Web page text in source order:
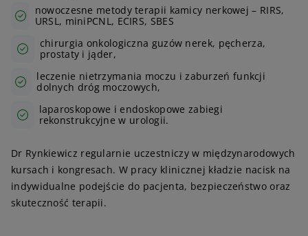
nowoczesne metody terapii kamicy nerkowej – RIRS,
URSL, miniPCNL, ECIRS, SBES
chirurgia onkologiczna guzów nerek, pęcherza,
prostaty i jąder,
leczenie nietrzymania moczu i zaburzeń funkcji
dolnych dróg moczowych,
laparoskopowe i endoskopowe zabiegi
rekonstrukcyjne w urologii.
Dr Rynkiewicz regularnie uczestniczy w międzynarodowych
kursach i kongresach. W pracy klinicznej kładzie nacisk na
indywidualne podejście do pacjenta, bezpieczeństwo oraz
skuteczność terapii.